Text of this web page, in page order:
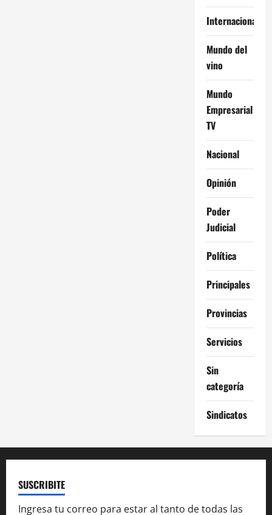
Internacional
Mundo del
vino
Mundo
Empresarial
TV
Nacional
Opinión
Poder
Judicial
Política
Principales
Provincias
Servicios
Sin
categoría
Sindicatos
SUSCRIBITE
Ingresa tu correo para estar al tanto de todas las